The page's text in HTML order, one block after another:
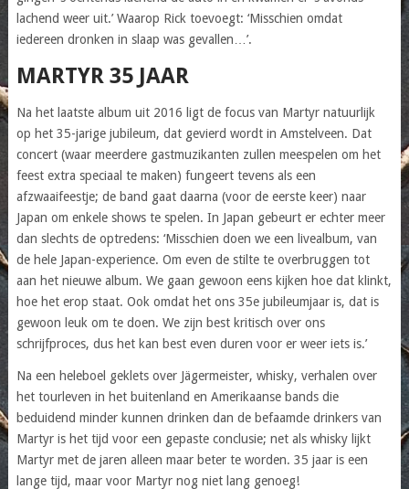
lachend weer uit.’ Waarop Rick toevoegt: ‘Misschien omdat
iedereen dronken in slaap was gevallen…’.
MARTYR 35 JAAR
Na het laatste album uit 2016 ligt de focus van Martyr natuurlijk
op het 35-jarige jubileum, dat gevierd wordt in Amstelveen. Dat
concert (waar meerdere gastmuzikanten zullen meespelen om het
feest extra speciaal te maken) fungeert tevens als een
afzwaaifeestje; de band gaat daarna (voor de eerste keer) naar
Japan om enkele shows te spelen. In Japan gebeurt er echter meer
dan slechts de optredens: ‘Misschien doen we een livealbum, van
de hele Japan-experience. Om even de stilte te overbruggen tot
aan het nieuwe album. We gaan gewoon eens kijken hoe dat klinkt,
hoe het erop staat. Ook omdat het ons 35e jubileumjaar is, dat is
gewoon leuk om te doen. We zijn best kritisch over ons
schrijfproces, dus het kan best even duren voor er weer iets is.’
Na een heleboel geklets over Jägermeister, whisky, verhalen over
het tourleven in het buitenland en Amerikaanse bands die
beduidend minder kunnen drinken dan de befaamde drinkers van
Martyr is het tijd voor een gepaste conclusie; net als whisky lijkt
Martyr met de jaren alleen maar beter te worden. 35 jaar is een
lange tijd, maar voor Martyr nog niet lang genoeg!